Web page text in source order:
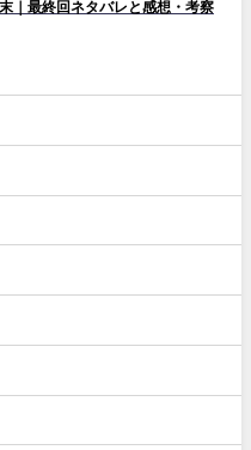
｜最終回ネタバレと感想・考察